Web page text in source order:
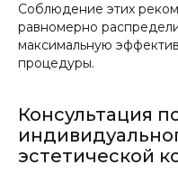
Соблюдение этих
равномерно
максимальную
процедуры.
Консультация
эстетической